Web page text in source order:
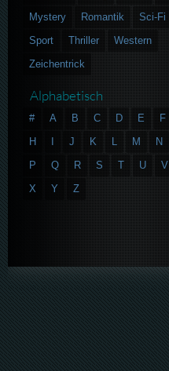
Mystery
Romantik
Sci-Fi
Sport
Thriller
Western
Zeichentrick
Alphabetisch
# A B C D E F
H
J K L M N
P
Q R S T U V
X
Y Z